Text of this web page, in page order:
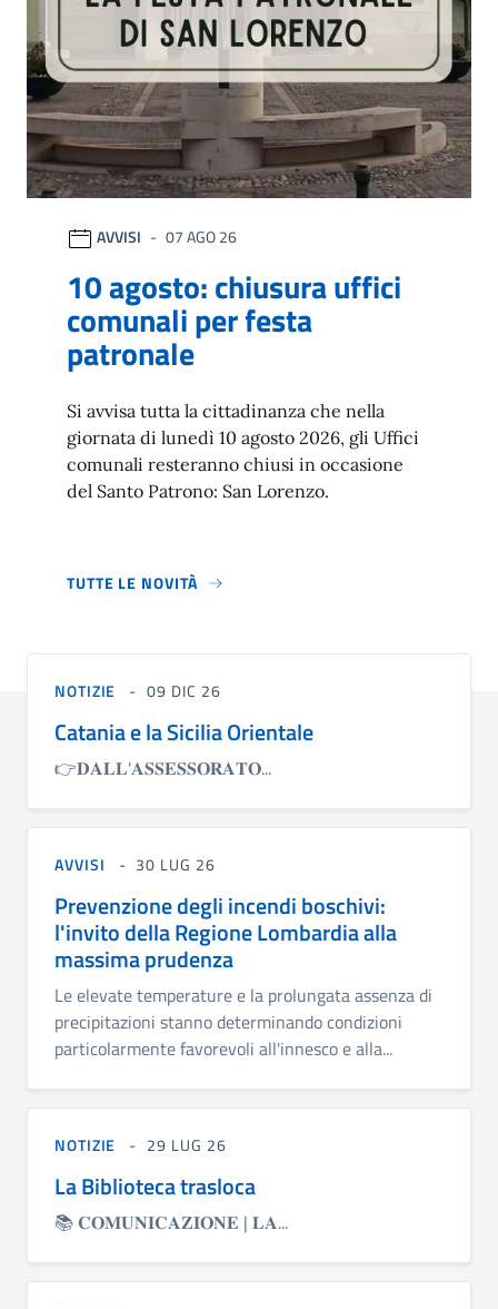
AVVISI 07 AGO 26
10 agosto: chiusura uffici
comunali per festa
patronale
Si avvisa tutta la cittadinanza che nella
giornata di lunedì 10 agosto 2026, gli Uffici
comunali resteranno chiusi in occasione
del Santo Patrono: San Lorenzo.
TUTTE LE NOVITÀ
NOTIZIE 09 DIC 26
Catania e la Sicilia Orientale
👉𝐃𝐀𝐋𝐋'𝐀𝐒𝐒𝐄𝐒𝐒𝐎𝐑𝐀𝐓𝐎...
AVVISI 30 LUG 26
Prevenzione degli incendi boschivi:
l'invito della Regione Lombardia alla
massima prudenza
Le elevate temperature e la prolungata assenza di
precipitazioni stanno determinando condizioni
particolarmente favorevoli all'innesco e alla...
NOTIZIE 29 LUG 26
La Biblioteca trasloca
📚 𝐂𝐎𝐌𝐔𝐍𝐈𝐂𝐀𝐙𝐈𝐎𝐍𝐄 | 𝐋𝐀...